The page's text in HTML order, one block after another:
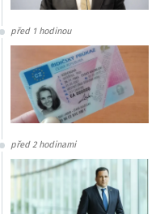
před 1 hodinou
před 2 hodinami